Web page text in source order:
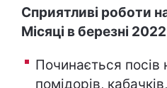
Сприятливі роботи
Місяці в березні
Починається посів
помідорів,